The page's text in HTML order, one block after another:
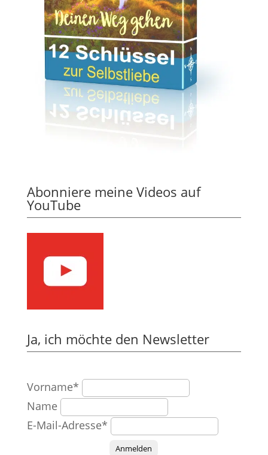
Abonniere meine Videos auf
YouTube
Ja, ich möchte den Newsletter
Vorname*
Name
E-Mail-Adresse*
Anmelden